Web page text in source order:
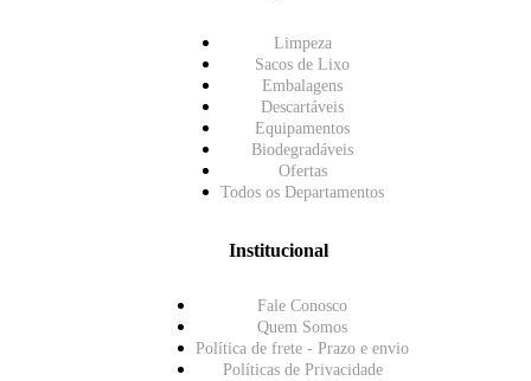
Limpeza
Sacos de Lixo
Embalagens
Descartáveis
Equipamentos
Biodegradáveis
Ofertas
Todos os Departamentos
Institucional
Fale Conosco
Quem Somos
Política de frete - Prazo e envio
Políticas de Privacidade